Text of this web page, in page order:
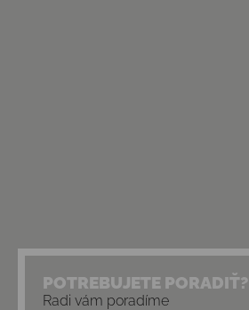
POTREBUJETE PORADIŤ?
Radi vám poradíme